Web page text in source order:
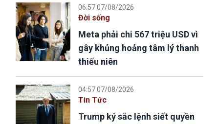
06:57 07/08/2026
Đời sống
Meta phải chi 567 triệu USD vì
gây khủng hoảng tâm lý thanh
thiếu niên
04:57 07/08/2026
Tin Tức
Trump ký sắc lệnh siết quyền